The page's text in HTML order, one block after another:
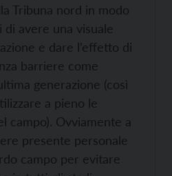
Tribuna nord in modo
avere una visuale
e dare l’effetto di
barriere come
generazione (così
a pieno le
campo). Ovviamente a
presente personale
campo per evitare